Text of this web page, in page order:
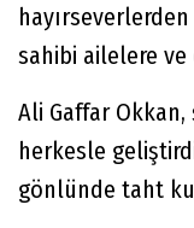
sahibi ailelere
Ali Gaffar
herkesle
gönlünde taht